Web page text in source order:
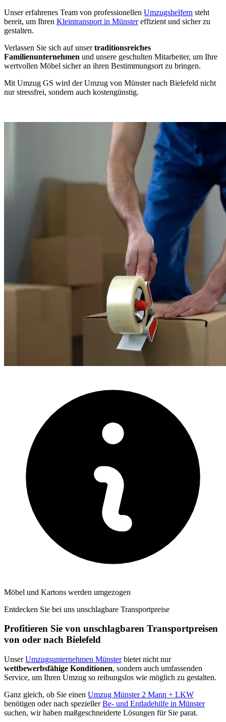
Unser erfahrenes Team von professionellen Umzugshelfern steht
bereit, um Ihren Kleintransport in Münstereffizient und sicher zu
gestalten.
Verlassen Sie sich auf unsertraditionsreiches
Familienunternehmen und unsere geschulten Mitarbeiter, um Ihre
wertvollen Möbel sicher an ihren Bestimmungsort zu bringen.
Mit Umzug GS wird der Umzug von Münster nach Bielefeld nicht
nur stressfrei, sondern auch kostengünstig.
Möbel und Kartons werden umgezogen
Entdecken Sie bei uns unschlagbare Transportpreise
Profitieren Sie von unschlagbaren Transportpreisen
von oder nach Bielefeld
UnserUmzugsunternehmen Münsterbietet nicht nur
wettbewerbsfähige Konditionen, sondern auch umfassenden
Service, um Ihren Umzug so reibungslos wie möglich zu gestalten.
Ganz gleich, ob Sie einen Umzug Münster 2 Mann + LKW
benötigen oder nach speziellerBe- und Entladehilfe in Münster
suchen, wir haben maßgeschneiderte Lösungen für Sie parat.